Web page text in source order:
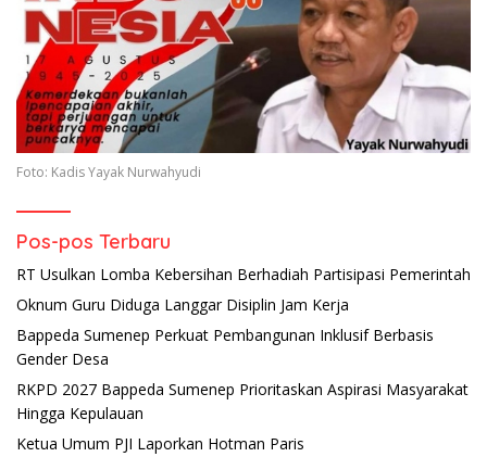
Foto: Kadis Yayak Nurwahyudi
Pos-pos Terbaru
RT Usulkan Lomba Kebersihan Berhadiah Partisipasi Pemerintah
Oknum Guru Diduga Langgar Disiplin Jam Kerja
Bappeda Sumenep Perkuat Pembangunan Inklusif Berbasis
Gender Desa
RKPD 2027 Bappeda Sumenep Prioritaskan Aspirasi Masyarakat
Hingga Kepulauan
Ketua Umum PJI Laporkan Hotman Paris